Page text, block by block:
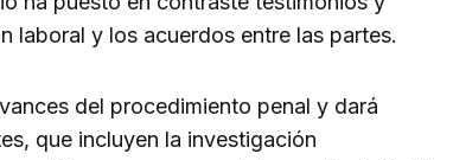
laboral y los acuerdos entre las partes.
del procedimiento penal y dará
que incluyen la investigación